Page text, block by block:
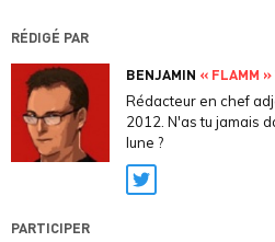
RÉDIGÉ PAR
BENJAMIN « FLAMM »
Rédacteur en chef
2012. N'as tu jamais
lune ?
Twitter
PARTICIPER